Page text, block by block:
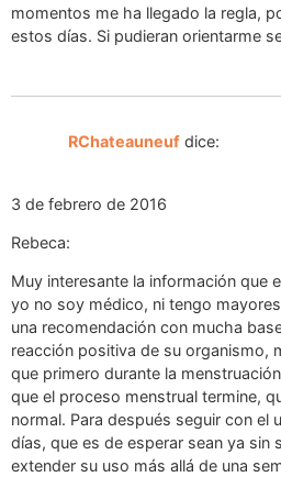
momentos me ha llegado la regla,
estos días. Si pudieran orientarme
RChateauneuf dice:
3 de febrero de 2016
Rebeca:
Muy interesante la información que
yo no soy médico, ni tengo
una recomendación con mucha
reacción positiva de su organismo,
que primero durante la
que el proceso menstrual termine,
normal. Para después seguir con el
días, que es de esperar sean ya sin
extender su uso más allá de una